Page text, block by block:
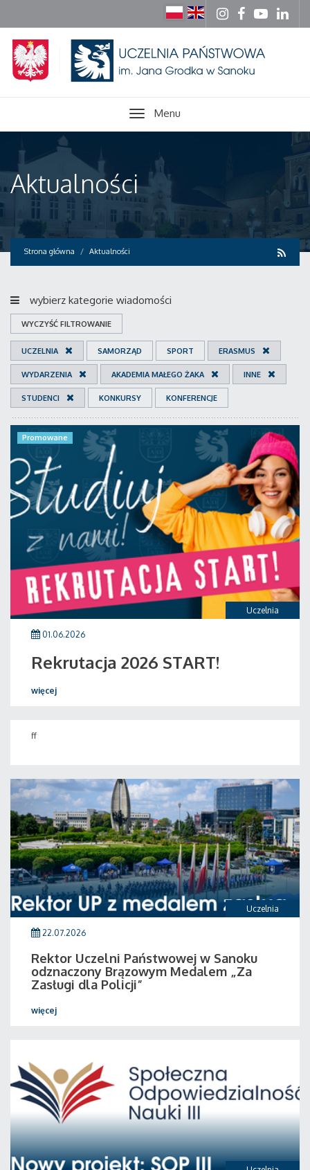
Menu
Aktualności
Strona główna Aktualności
wybierz kategorie wiadomości
WYCZYŚĆ FILTROWANIE
UCZELNIA SAMORZĄD SPORT ERASMUS
WYDARZENIA AKADEMIA MAŁEGO ŻAKA INNE
STUDENCI KONKURSY KONFERENCJE
Uczelnia
Promowane
01.06.2026
Rekrutacja 2026 START!
więcej
ff
Uczelnia
22.07.2026
Rektor Uczelni Państwowej w Sanoku
odznaczony Brązowym Medalem „Za
Zasługi dla Policji”
więcej